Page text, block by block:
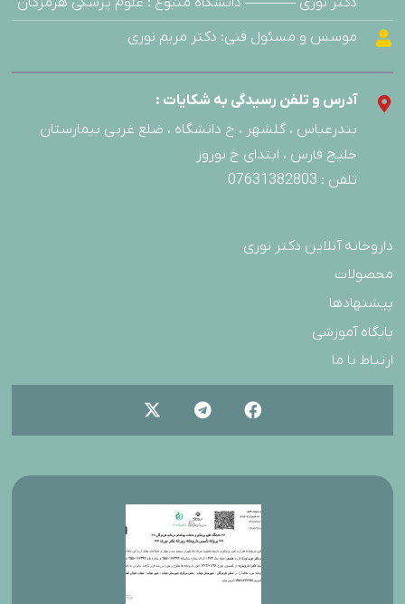
موسس و مسئول فنی: دکتر مریم نوری
آدرس و تلفن رسیدگی به شکایات :
بندرعباس ، گلشهر ، خ دانشگاه ، ضلع غربی بیمارستان
خلیج فارس ، ابتدای خ نوروز
تلفن : 07631382803
داروخانه آنلاین دکتر نوری
محصولات
پیشنهادها
پایگاه آموزشی
ارتباط با ما